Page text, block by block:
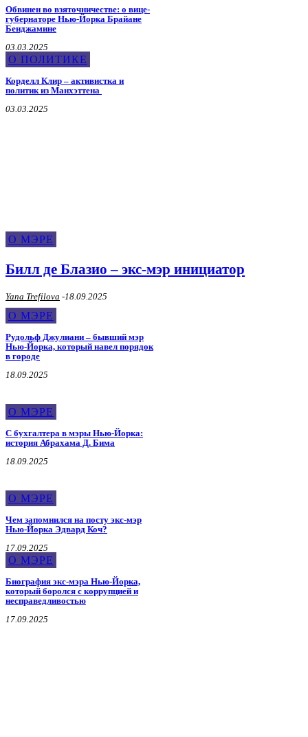
Обвинен во взяточничестве: о вице-
губернаторе Нью-Йорка Брайане
Бенджамине
03.03.2025
О ПОЛИТИКЕ
Корделл Клир – активистка и
политик из Манхэттена
03.03.2025
О МЭРЕ
Билл де Блазио – экс-мэр инициатор
Yana Trefilova -18.09.2025
О МЭРЕ
Рудольф Джулиани – бывший мэр
Нью-Йорка, который навел порядок
в городе
18.09.2025
О МЭРЕ
С бухгалтера в мэры Нью-Йорка:
история Абрахама Д. Бима
18.09.2025
О МЭРЕ
Чем запомнился на посту экс-мэр
Нью-Йорка Эдвард Коч?
17.09.2025
О МЭРЕ
Биография экс-мэра Нью-Йорка,
который боролся с коррупцией и
несправедливостью
17.09.2025